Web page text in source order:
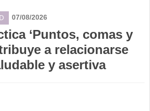
de herramientas
07/08/2026
‘Puntos, comas y
a relacionarse
y asertiva